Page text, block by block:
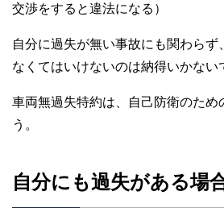
交渉をすると違法になる）
自分に過失が無い事故にも関わらず
なくてはいけないのは納得いかない
車両無過失特約は、自己防衛のため
う。
自分にも過失がある場